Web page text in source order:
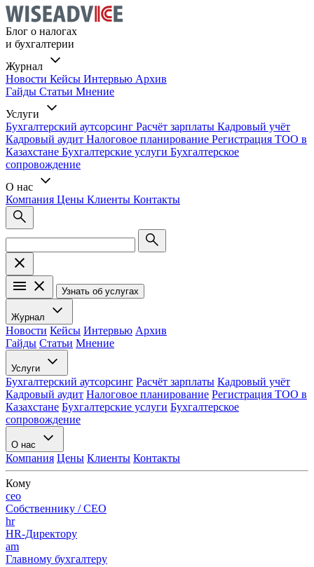
Блог о налогах
и бухгалтерии
Журнал
Новости Кейсы Интервью Архив
Гайды Статьи Мнение
Услуги
Бухгалтерский аутсорсинг Расчёт зарплаты Кадровый учёт
Кадровый аудит Налоговое планирование Регистрация ТОО в
Казахстане Бухгалтерские услуги Бухгалтерское
сопровождение
О нас
Компания Цены Клиенты Контакты
Узнать об услугах
Журнал
Новости Кейсы Интервью Архив
Гайды Статьи Мнение
Услуги
Бухгалтерский аутсорсинг Расчёт зарплаты Кадровый учёт
Кадровый аудит Налоговое планирование Регистрация ТОО в
Казахстане Бухгалтерские услуги Бухгалтерское
сопровождение
О нас
Компания Цены Клиенты Контакты
Кому
ceo
Собственнику / CEO
hr
HR-Директору
am
Главному бухгалтеру